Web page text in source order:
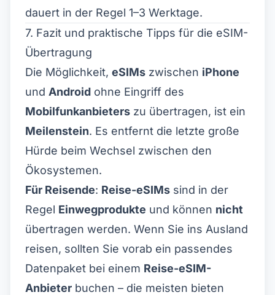
dauert in der Regel 1–3 Werktage.
7. Fazit und praktische Tipps für die eSIM-
Übertragung
Die Möglichkeit, eSIMs zwischen iPhone
und Android ohne Eingriff des
Mobilfunkanbieters zu übertragen, ist ein
Meilenstein. Es entfernt die letzte große
Hürde beim Wechsel zwischen den
Ökosystemen.
Für Reisende: Reise-eSIMs sind in der
Regel Einwegprodukte und können nicht
übertragen werden. Wenn Sie ins Ausland
reisen, sollten Sie vorab ein passendes
Datenpaket bei einem Reise-eSIM-
Anbieter buchen – die meisten bieten